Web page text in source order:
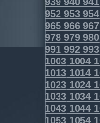
952 953 954
965 966 967
978 979 980
991 992 993
1003 1004
1013 1014
1023 1024
1033 1034
1043 1044
1053 1054